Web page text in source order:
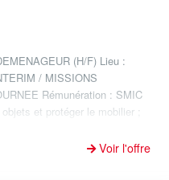
(H/F) Lieu :
/ MISSIONS
Rémunération : SMIC
et protéger le mobilier ;
Voir l'offre